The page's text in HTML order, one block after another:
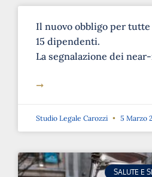
Il nuovo obbligo per
15 dipendenti.
La segnalazione dei
➞
Studio Legale Carozzi 5 Marzo
SALUTE E